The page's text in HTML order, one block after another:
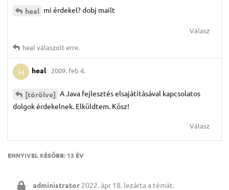
heal mi érdekel? dobj mailt
Válasz
heal válaszolt erre.
H heal 2009. feb 4.
[törölve] A Java fejlesztés elsajátításával kapcsolatos
dolgok érdekelnek. Elküldtem. Kösz!
Válasz
ENNYIVEL KÉSŐBB: 13 ÉV
administrator 2022. ápr 18. lezárta a témát.